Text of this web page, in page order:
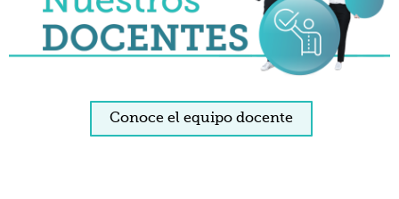
Conoce el equipo docente